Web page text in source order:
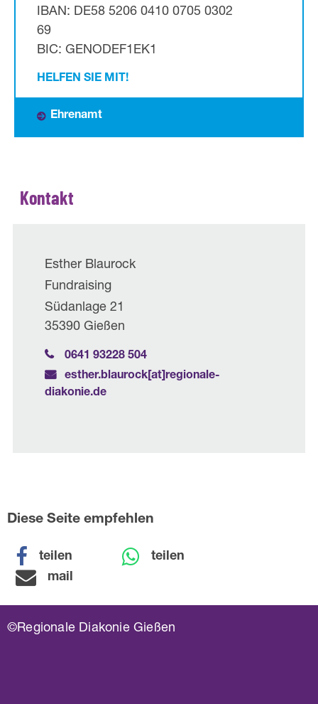
IBAN: DE58 5206 0410 0705 0302
69
BIC: GENODEF1EK1
HELFEN SIE MIT!
Ehrenamt
Kontakt
Esther Blaurock
Fundraising
Südanlage 21
35390 Gießen
0641 93228 504
esther.blaurock[at]­regionale-
diakonie.de
Diese Seite empfehlen
teilen
teilen
mail
©Regionale Diakonie Gießen